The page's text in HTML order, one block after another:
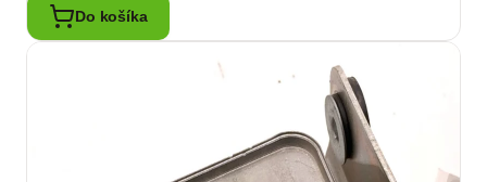
Do košíka